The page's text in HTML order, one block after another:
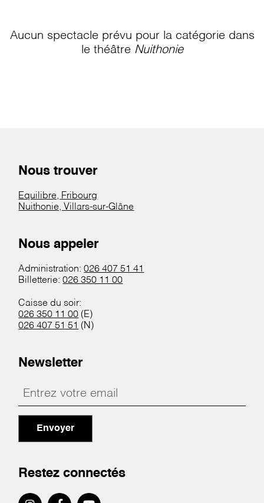
Aucun spectacle prévu pour la catégorie dans
le théâtre Nuithonie
Nous trouver
Equilibre, Fribourg
Nuithonie, Villars-sur-Glâne
Nous appeler
Administration:026 407 51 41
Billetterie:026 350 11 00
Caisse du soir:
026 350 11 00 (E)
026 407 51 51 (N)
Newsletter
Envoyer
Restez connectés